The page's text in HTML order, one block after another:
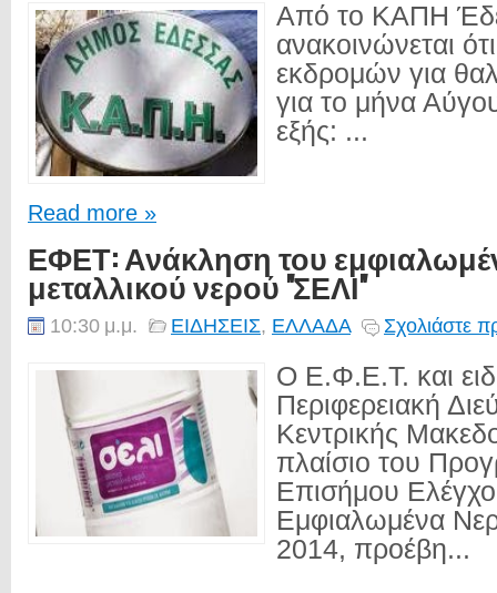
Από το ΚΑΠΗ
ανακοινώνεται
εκδρομών για
για το μήνα
εξής: ...
Read more »
ΕΦΕΤ: Ανάκληση του
μεταλλικού νερού ''ΣΕΛΙ''
10:30 μ.μ. ΕΙΔΗΣΕΙΣ, ΕΛΛΑΔΑ Σχολιάστε
Ο Ε.Φ.Ε.Τ. και
Περιφερειακή
Κεντρικής
πλαίσιο του
Επισήμου
Εμφιαλωμένα
2014, προέβη...